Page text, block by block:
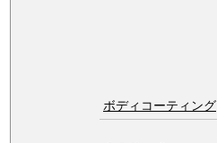
ボディコーティング